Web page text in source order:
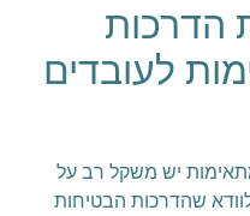
הדרכות
לעובדים
יש משקל רב על
שהדרכות הבטיחות